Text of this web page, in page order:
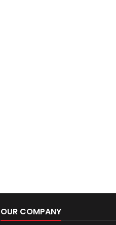
OUR COMPANY